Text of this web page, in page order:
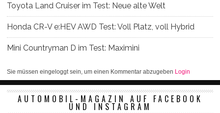
Toyota Land Cruiser im Test: Neue alte Welt
Honda CR-V e:HEV AWD Test: Voll Platz, voll Hybrid
Mini Countryman D im Test: Maximini
Sie müssen eingeloggt sein, um einen Kommentar abzugeben Login
AUTOMOBIL-MAGAZIN AUF FACEBOOK
UND INSTAGRAM